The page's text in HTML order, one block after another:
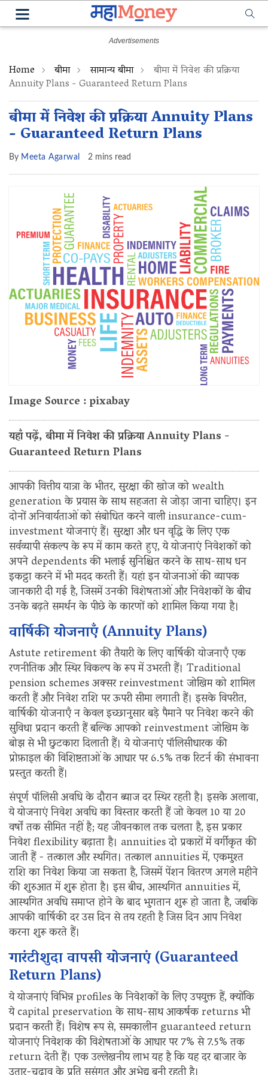
Home बीमा सामान्य बीमा बीमा में निवेश की प्रक्रिया
Annuity Plans - Guaranteed Return Plans
बीमा में निवेश की प्रक्रिया Annuity Plans
- Guaranteed Return Plans
By Meeta Agarwal 2 mins read
Image Source : pixabay
यहाँ पढ़ें, बीमा में निवेश की प्रक्रिया Annuity Plans -
Guaranteed Return Plans
आपकी वित्तीय यात्रा के भीतर, सुरक्षा की खोज को wealth
generation के प्रयास के साथ सहजता से जोड़ा जाना चाहिए। इन
दोनों अनिवार्यताओं को संबोधित करने वाली insurance-cum-
investment योजनाएं हैं। सुरक्षा और धन वृद्धि के लिए एक
सर्वव्यापी संकल्प के रूप में काम करते हुए, ये योजनाएं निवेशकों को
अपने dependents की भलाई सुनिश्चित करने के साथ-साथ धन
इकट्ठा करने में भी मदद करती हैं। यहां इन योजनाओं की व्यापक
जानकारी दी गई है, जिसमें उनकी विशेषताओं और निवेशकों के बीच
उनके बढ़ते समर्थन के पीछे के कारणों को शामिल किया गया है।
वार्षिकी योजनाएँ (Annuity Plans)
Astute retirement की तैयारी के लिए वार्षिकी योजनाएँ एक
रणनीतिक और स्थिर विकल्प के रूप में उभरती हैं। Traditional
pension schemes अक्सर reinvestment जोखिम को शामिल
करती हैं और निवेश राशि पर ऊपरी सीमा लगाती हैं। इसके विपरीत,
वार्षिकी योजनाएँ न केवल इच्छानुसार बड़े पैमाने पर निवेश करने की
सुविधा प्रदान करती हैं बल्कि आपको reinvestment जोखिम के
बोझ से भी छुटकारा दिलाती हैं। ये योजनाएं पॉलिसीधारक की
प्रोफ़ाइल की विशिष्टताओं के आधार पर 6.5% तक रिटर्न की संभावना
प्रस्तुत करती हैं।
संपूर्ण पॉलिसी अवधि के दौरान ब्याज दर स्थिर रहती है। इसके अलावा,
ये योजनाएं निवेश अवधि का विस्तार करती हैं जो केवल 10 या 20
वर्षों तक सीमित नहीं है; यह जीवनकाल तक चलता है, इस प्रकार
निवेश flexibility बढ़ाता है। annuities दो प्रकारों में वर्गीकृत की
जाती हैं - तत्काल और स्थगित। तत्काल annuities में, एकमुश्त
राशि का निवेश किया जा सकता है, जिसमें पेंशन वितरण अगले महीने
की शुरुआत में शुरू होता है। इस बीच, आस्थगित annuities में,
आस्थगित अवधि समाप्त होने के बाद भुगतान शुरू हो जाता है, जबकि
आपकी वार्षिकी दर उस दिन से तय रहती है जिस दिन आप निवेश
करना शुरू करते हैं।
गारंटीशुदा वापसी योजनाएं (Guaranteed
Return Plans)
ये योजनाएं विभिन्न profiles के निवेशकों के लिए उपयुक्त हैं, क्योंकि
ये capital preservation के साथ-साथ आकर्षक returns भी
प्रदान करती हैं। विशेष रूप से, समकालीन guaranteed return
योजनाएं निवेशक की विशेषताओं के आधार पर 7% से 7.5% तक
return देती हैं। एक उल्लेखनीय लाभ यह है कि यह दर बाजार के